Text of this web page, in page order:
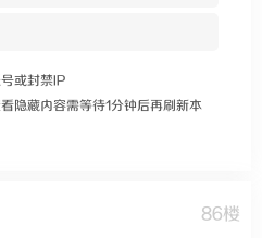
或封禁IP
隐藏内容需等待1分钟后再刷新本
86楼